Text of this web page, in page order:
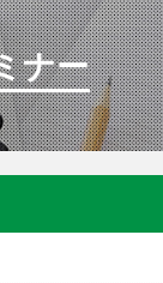
ナー